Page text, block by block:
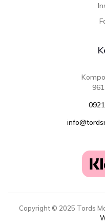
Copyright © 2025 Tords